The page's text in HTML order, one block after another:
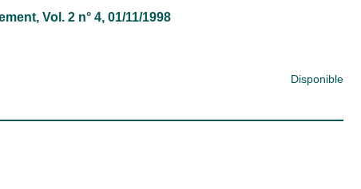
, Vol. 2 n° 4, 01/11/1998
Disponible